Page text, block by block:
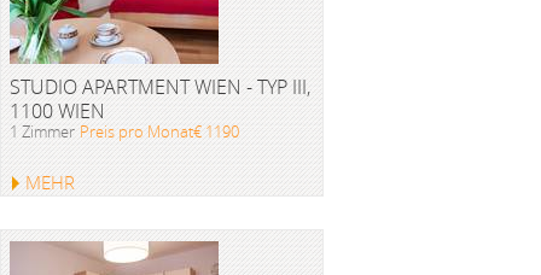
STUDIO APARTMENT WIEN - TYP III,
1100 WIEN
1 Zimmer Preis pro Monat€ 1190
MEHR